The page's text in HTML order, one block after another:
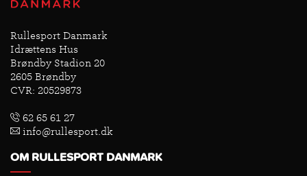
Rullesport Danmark
Idrættens Hus
Brøndby Stadion 20
2605 Brøndby
CVR: 20529873
62 65 61 27
info@rullesport.dk
OM RULLESPORT DANMARK